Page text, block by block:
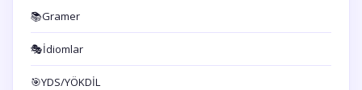
📚Gramer
🎭İdiomlar
🎯YDS/YÖKDİL